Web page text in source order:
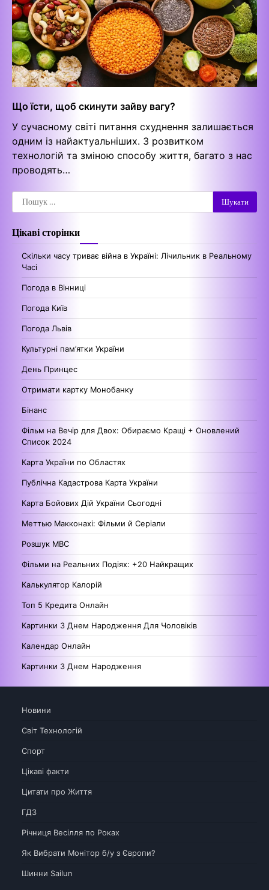
Що їсти, щоб скинути зайву вагу?
У сучасному світі питання схуднення залишається
одним із найактуальніших. З розвитком
технологій та зміною способу життя, багато з нас
проводять…
Пошук:
Цікаві сторінки
Скільки часу триває війна в Україні: Лічильник в Реальному
Часі
Погода в Вінниці
Погода Київ
Погода Львів
Культурні пам’ятки України
День Принцес
Отримати картку Монобанку
Бінанс
Фільм на Вечір для Двох: Обираємо Кращі + Оновлений
Список 2024
Карта України по Областях
Публічна Кадастрова Карта України
Карта Бойових Дій України Сьогодні
Меттью Макконахі: Фільми й Серіали
Розшук МВС
Фільми на Реальних Подіях: +20 Найкращих
Калькулятор Калорій
Топ 5 Кредита Онлайн
Картинки З Днем Народження Для Чоловіків
Календар Онлайн
Картинки З Днем Народження
Новини
Світ Технологій
Спорт
Цікаві факти
Цитати про Життя
ГДЗ
Річниця Весілля по Роках
Як Вибрати Монітор б/у з Європи?
Шинни Sailun